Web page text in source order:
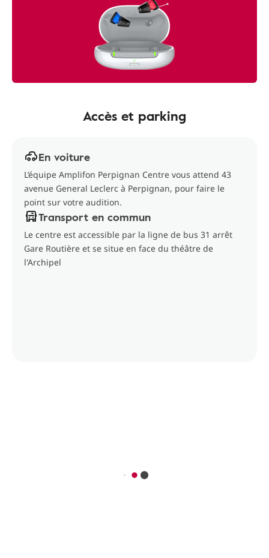
Accès et parking
En voiture
L’équipe Amplifon Perpignan Centre vous attend 43
avenue General Leclerc à Perpignan, pour faire le
point sur votre audition.
Transport en commun
Le centre est accessible par la ligne de bus 31 arrêt
Gare Routière et se situe en face du théâtre de
l'Archipel